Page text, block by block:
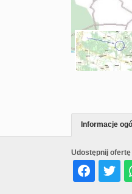
Udostępnij ofertę
Informacje